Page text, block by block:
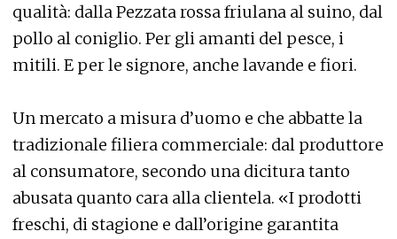
qualità: dalla Pezzata rossa friulana al suino, dal
pollo al coniglio. Per gli amanti del pesce, i
mitili. E per le signore, anche lavande e fiori.
Un mercato a misura d’uomo e che abbatte la
tradizionale filiera commerciale: dal produttore
al consumatore, secondo una dicitura tanto
abusata quanto cara alla clientela. «I prodotti
freschi, di stagione e dall’origine garantita